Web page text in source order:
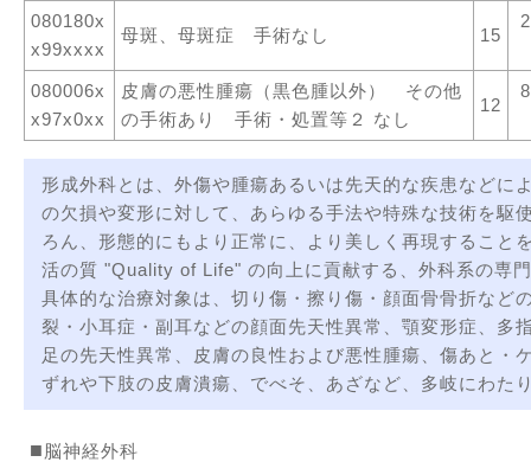
080180x
x99xxxx
母斑、母斑症 手術なし 15
080006x
x97x0xx
皮膚の悪性腫瘍（黒色腫以外） その他
の手術あり 手術・処置等２ なし
12
形成外科とは、外傷や腫瘍あるいは先天的な疾患などに
の欠損や変形に対して、あらゆる手法や特殊な技術を駆
ろん、形態的にもより正常に、より美しく再現すること
活の質 "Quality of Life" の向上に貢献する、外科系の専
具体的な治療対象は、切り傷・擦り傷・顔面骨骨折など
裂・小耳症・副耳などの顔面先天性異常、顎変形症、多
足の先天性異常、皮膚の良性および悪性腫瘍、傷あと・
ずれや下肢の皮膚潰瘍、でべそ、あざなど、多岐にわた
脳神経外科